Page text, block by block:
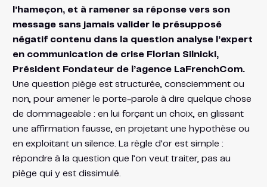
l’hameçon, et à ramener sa réponse vers son
message sans jamais valider le présupposé
négatif contenu dans la question analyse l’expert
en communication de crise Florian Silnicki,
Président Fondateur de l’agence LaFrenchCom.
Une question piège est structurée, consciemment ou
non, pour amener le porte-parole à dire quelque chose
de dommageable : en lui forçant un choix, en glissant
une affirmation fausse, en projetant une hypothèse ou
en exploitant un silence. La règle d’or est simple :
répondre à la question que l’on veut traiter, pas au
piège qui y est dissimulé.